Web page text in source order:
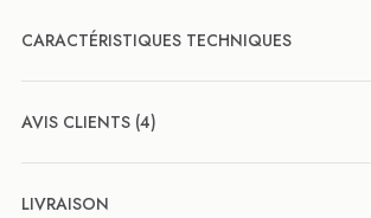
CARACTÉRISTIQUES TECHNIQUES
AVIS CLIENTS (4)
LIVRAISON